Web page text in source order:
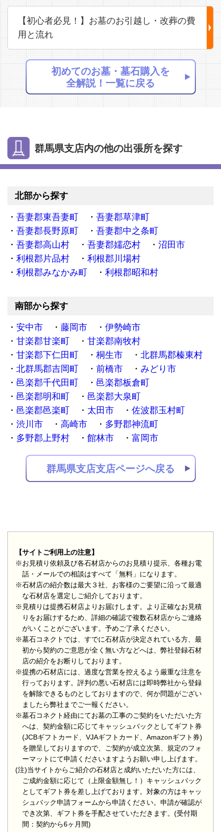
【初心者必見！】お墓のお引越し・改葬の費
用と流れ
初めてのお墓・墓石購入を
全解説！一覧に戻る
群馬県支店内の他の出張所を探す
北部から探す
吾妻郡東吾妻町
吾妻郡草津町
吾妻郡長野原町
吾妻郡中之条町
吾妻郡高山村
吾妻郡嬬恋村
沼田市
利根郡片品村
利根郡川場村
利根郡みなかみ町
利根郡昭和村
南部から探す
安中市 藤岡市
伊勢崎市
甘楽郡甘楽町
甘楽郡南牧村
甘楽郡下仁田町
桐生市
北群馬郡榛東村
北群馬郡吉岡町
前橋市
みどり市
邑楽郡千代田町
邑楽郡板倉町
邑楽郡明和町
邑楽郡大泉町
邑楽郡邑楽町
太田市
佐波郡玉村町
渋川市
高崎市
多野郡神流町
多野郡上野村
館林市 富岡市
群馬県支店支店ページへ戻る
【サイトご利用上の注意】
※お見積り依頼及び各石材店からのお見積り提示、各種お電
話・メールでの相談はすべて「無料」になります。
※石材店の紹介数は最大３社、お客様のご要望に沿って最適
な石材店を選定しご紹介しております。
※見積りは提携石材店よりお届けします。より正確なお見積
りをお届けするため、詳細の確認で複数石材店からご連絡
がいくことがございます。予めご了承ください。
※墓石コネクトでは、すでに石材店が決定されている方、最
初から契約のご意思が全く無い方などへは、弊社登録石材
店の紹介をお断りしております。
※提携の石材店には、過度な営業を控えるよう厳重な注意を
行っております。評判の悪い石材店には即時弊社から登録
を解除できるものとしておりますので、何か問題がござい
ましたら弊社までご一報ください。
※墓石コネクト経由にてお墓の工事のご契約をいただいた方
へは、契約金額に応じてキャッシュバックとしてギフト券
(JCBギフトカード、VJAギフトカード、Amazonギフト券)
を贈呈しておりますので、ご契約が成立次第、規定のフォ
ーマットにて申請くださいますようお願い申し上げます。
(注)当サイトからご紹介の石材店と成約いただいた方には、
ご成約金額に応じて（上限金額無し！）キャッシュバック
としてギフト券を差し上げております。対象の方はキャッ
シュバック申請フォームから申請ください。申請が確認が
でき次第、ギフト券を手配させていただきます。(受付期
間：契約から6ヶ月間)